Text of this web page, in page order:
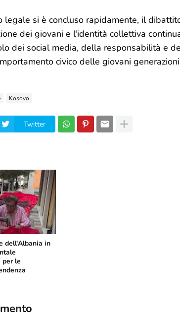
legale si è concluso rapidamente, il
dei giovani e l'identità collettiva
dei social media, della responsabilità e
civico delle giovani
Kosovo
Twitter
dell'Albania in
per le